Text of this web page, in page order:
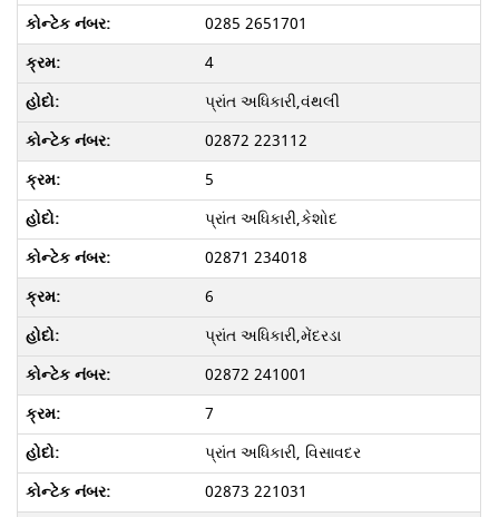
0285 2651701
4
પ્રાંત અધિકારી,વંથલી
02872 223112
5
પ્રાંત અધિકારી,કેશોદ
02871 234018
6
પ્રાંત અધિકારી,મેંદરડા
02872 241001
7
પ્રાંત અધિકારી, વિસાવદર
02873 221031